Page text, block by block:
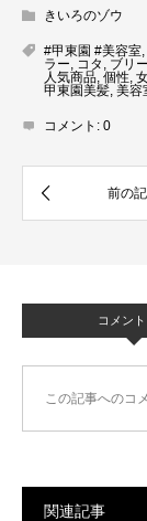
きいろのゾウ
#甲東園 #美容室
ラー
コタ ブリ
人気商品 個性
甲東園美髪 美容
コメント: 0
コメン
この記事へのコ
関連記事